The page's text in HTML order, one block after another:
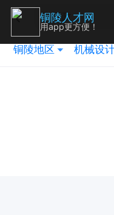
铜陵地区
铜陵人才网
用app更方便！